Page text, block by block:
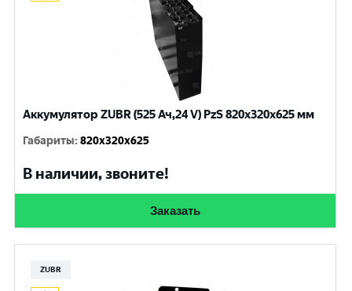
Аккумулятор ZUBR (525 Ач,24 V) PzS 820x320x625 мм
Габариты:820x320x625
В наличии, звоните!
Заказать
ZUBR